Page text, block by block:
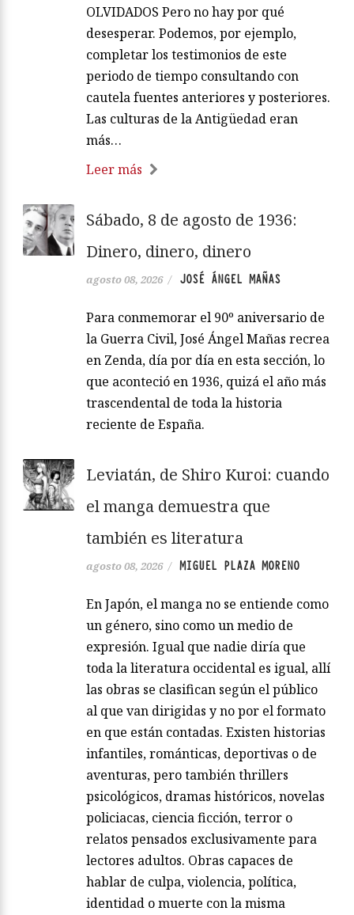
OLVIDADOS Pero no hay por qué
desesperar. Podemos, por ejemplo,
completar los testimonios de este
periodo de tiempo consultando con
cautela fuentes anteriores y posteriores.
Las culturas de la Antigüedad eran
más…
Leer más
Sábado, 8 de agosto de 1936:
Dinero, dinero, dinero
agosto 08, 2026 / JOSÉ ÁNGEL MAÑAS
Para conmemorar el 90º aniversario de
la Guerra Civil, José Ángel Mañas recrea
en Zenda, día por día en esta sección, lo
que aconteció en 1936, quizá el año más
trascendental de toda la historia
reciente de España.
Leviatán, de Shiro Kuroi: cuando
el manga demuestra que
también es literatura
agosto 08, 2026 / MIGUEL PLAZA MORENO
En Japón, el manga no se entiende como
un género, sino como un medio de
expresión. Igual que nadie diría que
toda la literatura occidental es igual, allí
las obras se clasifican según el público
al que van dirigidas y no por el formato
en que están contadas. Existen historias
infantiles, románticas, deportivas o de
aventuras, pero también thrillers
psicológicos, dramas históricos, novelas
policiacas, ciencia ficción, terror o
relatos pensados exclusivamente para
lectores adultos. Obras capaces de
hablar de culpa, violencia, política,
identidad o muerte con la misma